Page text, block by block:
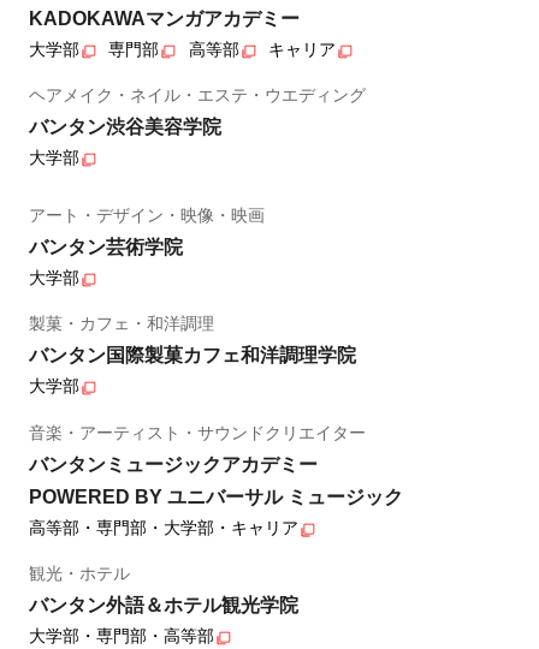
KADOKAWAマンガアカデミー
大学部 専門部 高等部 キャリア
ヘアメイク・ネイル・エステ・ウエディング
バンタン渋谷美容学院
大学部
アート・デザイン・映像・映画
バンタン芸術学院
大学部
製菓・カフェ・和洋調理
バンタン国際製菓カフェ和洋調理学院
大学部
音楽・アーティスト・サウンドクリエイター
バンタンミュージックアカデミー
POWERED BY ユニバーサル ミュージック
高等部・専門部・大学部・キャリア
観光・ホテル
バンタン外語＆ホテル観光学院
大学部・専門部・高等部